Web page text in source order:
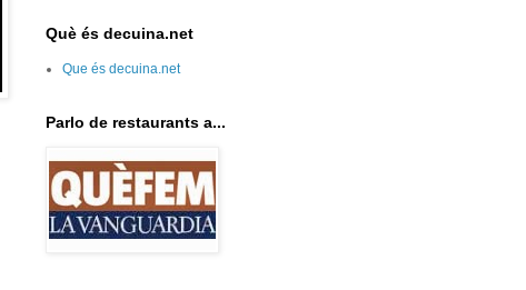
Què és decuina.net
Que és decuina.net
Parlo de restaurants a...